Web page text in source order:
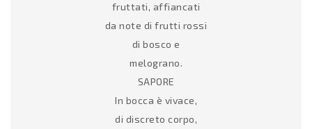
fruttati, affiancati
da note di frutti rossi
di bosco e
melograno.
SAPORE
In bocca è vivace,
di discreto corpo,